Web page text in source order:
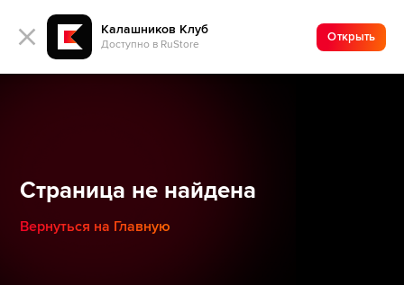
Калашников Клуб
Доступно в RuStore
Открыть
Страница не найдена
Вернуться на Главную